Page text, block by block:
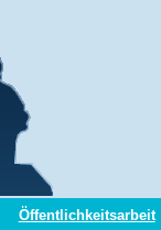
Öffentlichkeitsarbeit